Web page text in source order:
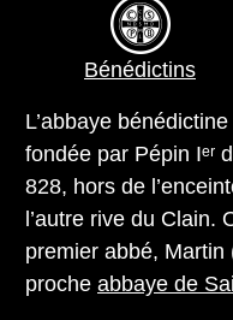
Bénédictins
L’abbaye
fondée par Pépin Iᵉʳ
828, hors de
l’autre rive du Clain.
premier abbé,
proche abbaye de